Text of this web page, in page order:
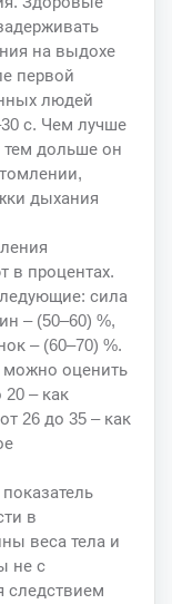
на выдохе
первой
людей
с. Чем лучше
тем дольше он
дыхания
в процентах.
сила
– (50–60) %,
– (60–70) %.
можно оценить
20 – как
26 до 35 – как
в
веса тела и
не с
следствием